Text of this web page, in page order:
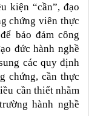
kiện “cần”, đạo
chứng viên thực
bảo đảm công
đức hành nghề
các quy định
chứng, cần thực
cần thiết nhằm
hành nghề